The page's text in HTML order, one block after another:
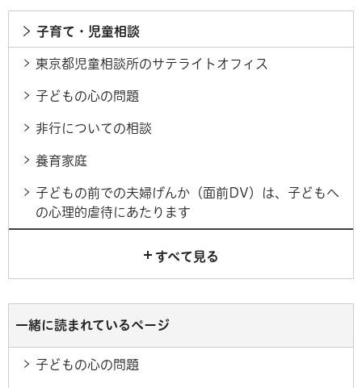
子育て・児童相談
東京都児童相談所のサテライトオフィス
子どもの心の問題
非行についての相談
養育家庭
子どもの前での夫婦げんか（面前DV）は、子どもへ
の心理的虐待にあたります
すべて見る
一緒に読まれているページ
子どもの心の問題